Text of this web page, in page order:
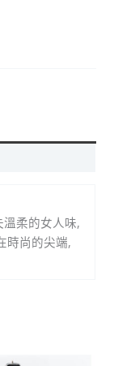
柔的女人味,
時尚的尖端,